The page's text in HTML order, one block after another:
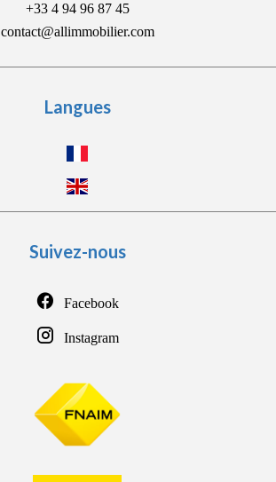
+33 4 94 96 87 45
contact@allimmobilier.com
Langues
Suivez-nous
Facebook
Instagram